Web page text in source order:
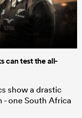
can test the all-
show a drastic
- one South Africa